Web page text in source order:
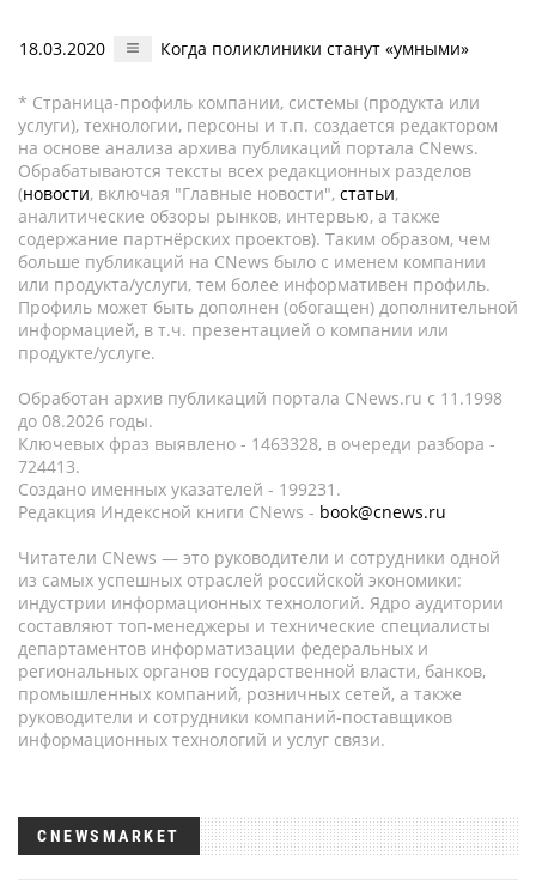
18.03.2020 Когда поликлиники станут «умными»
* Страница-профиль компании, системы (продукта или
услуги), технологии, персоны и т.п. создается редактором
на основе анализа архива публикаций портала CNews.
Обрабатываются тексты всех редакционных разделов
(новости, включая "Главные новости", статьи,
аналитические обзоры рынков, интервью, а также
содержание партнёрских проектов). Таким образом, чем
больше публикаций на CNews было с именем компании
или продукта/услуги, тем более информативен профиль.
Профиль может быть дополнен (обогащен) дополнительной
информацией, в т.ч. презентацией о компании или
продукте/услуге.
Обработан архив публикаций портала CNews.ru c 11.1998
до 08.2026 годы.
Ключевых фраз выявлено - 1463328, в очереди разбора -
724413.
Создано именных указателей - 199231.
Редакция Индексной книги CNews - book@cnews.ru
Читатели CNews — это руководители и сотрудники одной
из самых успешных отраслей российской экономики:
индустрии информационных технологий. Ядро аудитории
составляют топ-менеджеры и технические специалисты
департаментов информатизации федеральных и
региональных органов государственной власти, банков,
промышленных компаний, розничных сетей, а также
руководители и сотрудники компаний-поставщиков
информационных технологий и услуг связи.
CNEWSMARKET